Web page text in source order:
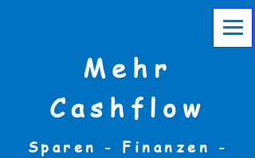
Mehr
Cashflow
Sparen - Finanzen -